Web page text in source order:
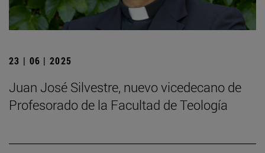
23 | 06 | 2025
Juan José Silvestre, nuevo vicedecano de
Profesorado de la Facultad de Teología